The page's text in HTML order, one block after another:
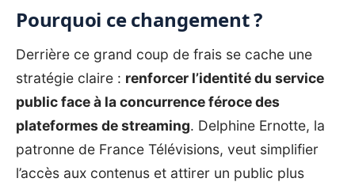
Pourquoi ce changement ?
Derrière ce grand coup de frais se cache une
stratégie claire : renforcer l’identité du service
public face à la concurrence féroce des
plateformes de streaming. Delphine Ernotte, la
patronne de France Télévisions, veut simplifier
l’accès aux contenus et attirer un public plus